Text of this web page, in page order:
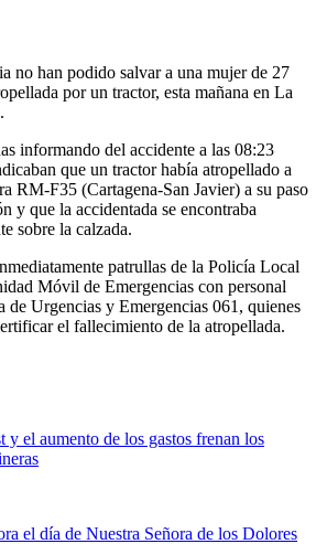
no han podido salvar a una mujer de 27
por un tractor, esta mañana en La
informando del accidente a las 08:23
que un tractor había atropellado a
RM-F35 (Cartagena-San Javier) a su paso
y que la accidentada se encontraba
sobre la calzada.
patrullas de la Policía Local
Móvil de Emergencias con personal
de Urgencias y Emergencias 061, quienes
el fallecimiento de la atropellada.
y el aumento de los gastos frenan los
el día de Nuestra Señora de los Dolores